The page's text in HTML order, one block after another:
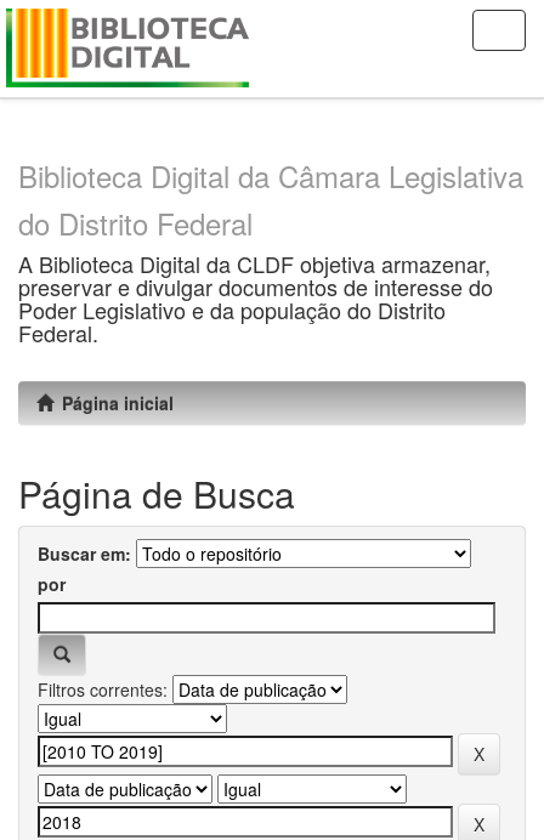
Skip
Biblioteca Digital da Câmara Legislativa
do Distrito Federal
A Biblioteca Digital da CLDF objetiva armazenar,
preservar e divulgar documentos de interesse do
Poder Legislativo e da população do Distrito
Federal.
Página inicial
Página de Busca
Buscar em:
por
Filtros correntes: